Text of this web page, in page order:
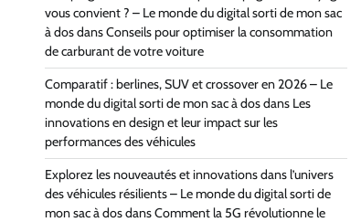
vous convient ? – Le monde du digital sorti de mon sac
à dosdansConseils pour optimiser la consommation
de carburant de votre voiture
Comparatif : berlines, SUV et crossover en 2026 – Le
monde du digital sorti de mon sac à dosdans Les
innovations en design et leur impact sur les
performances des véhicules
Explorez les nouveautés et innovations dans l’univers
des véhicules résilients – Le monde du digital sorti de
mon sac à dosdansComment la 5G révolutionne le